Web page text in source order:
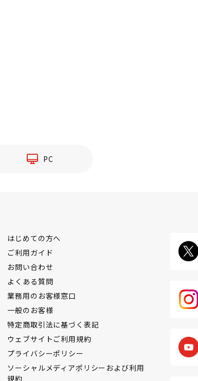
PC
はじめての方へ
ご利用ガイド
お問い合わせ
よくある質問
業務用のお客様窓口
一般のお客様
特定商取引法に基づく表記
ウェブサイトご利用規約
プライバシーポリシー
ソーシャルメディアポリシーおよび利用
規約